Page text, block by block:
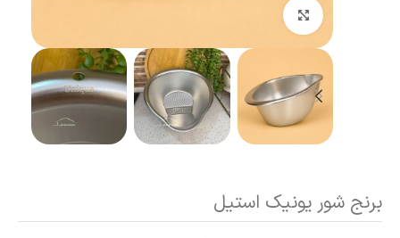
بزرگنمایی تصویر
برنج شور یونیک استیل